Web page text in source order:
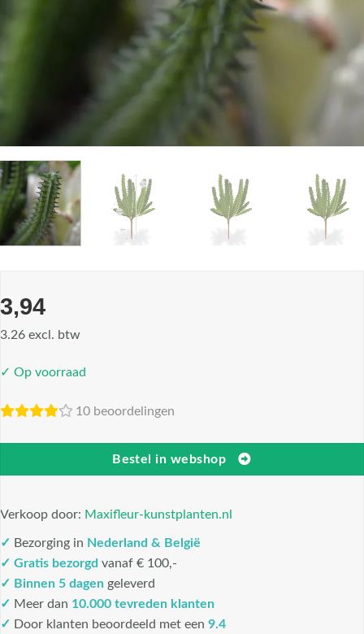
3,94
3.26 excl. btw
✓ Op voorraad
10 beoordelingen
Bestel in webshop
Verkoop door: Maxifleur-kunstplanten.nl
✓ Bezorging in Nederland & België
✓ Gratis bezorgd vanaf € 100,-
✓ Binnen 5 dagen geleverd
✓ Meer dan 10.000 tevreden klanten
✓ Door klanten beoordeeld met een 9.4